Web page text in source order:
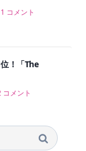
コメント
！「The
コメント